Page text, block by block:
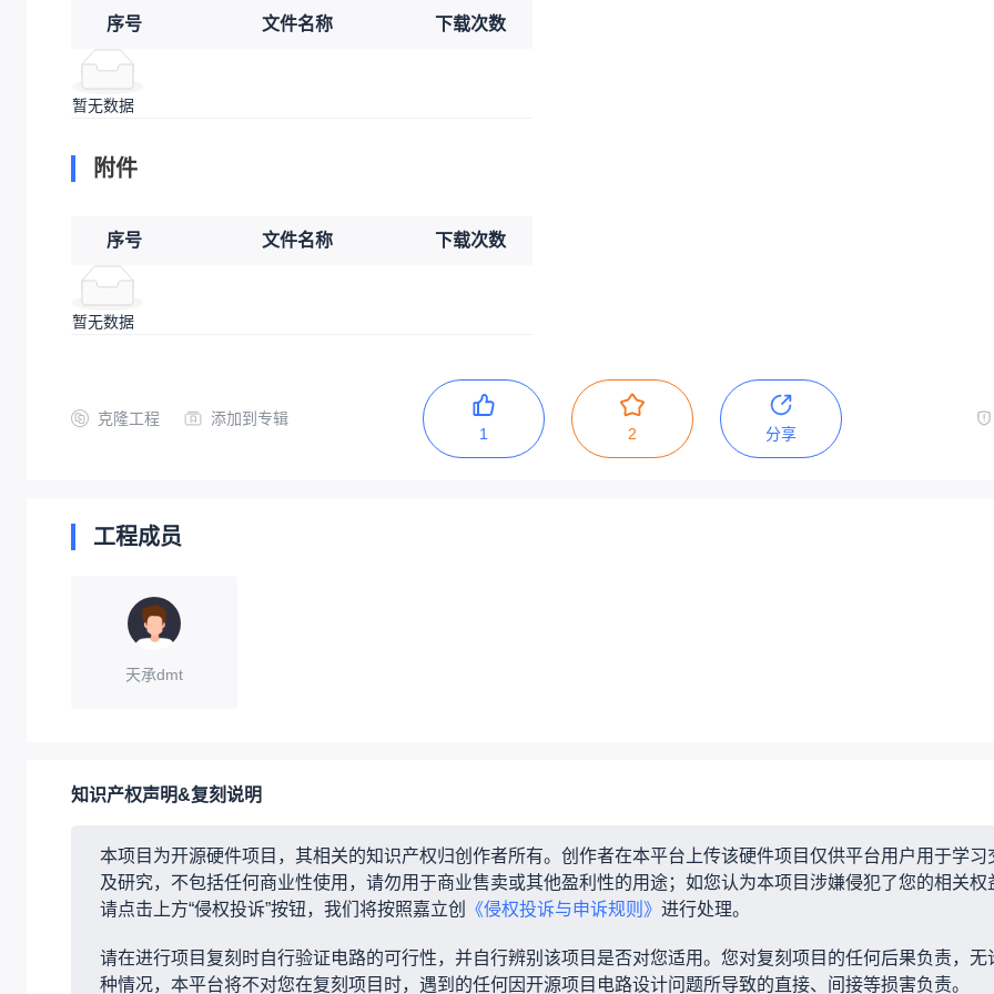
序号 文件名称 下载次数
暂无数据
附件
序号 文件名称 下载次数
暂无数据
克隆工程
添加到专辑
1
2 分享
工程成员
天承dmt
知识产权声明&复刻说明
本项目为开源硬件项目，其相关的知识产权归创作者所有。创作者在本平台上传该硬件项目仅供平台用户用于学习
及研究，不包括任何商业性使用，请勿用于商业售卖或其他盈利性的用途；如您认为本项目涉嫌侵犯了您的相关权
请点击上方“侵权投诉”按钮，我们将按照嘉立创
《侵权投诉与申诉规则》 进行处理。
请在进行项目复刻时自行验证电路的可行性，并自行辨别该项目是否对您适用。您对复刻项目的任何后果负责，无
种情况，本平台将不对您在复刻项目时，遇到的任何因开源项目电路设计问题所导致的直接、间接等损害负责。